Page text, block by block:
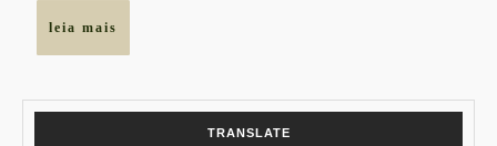
leia mais
TRANSLATE